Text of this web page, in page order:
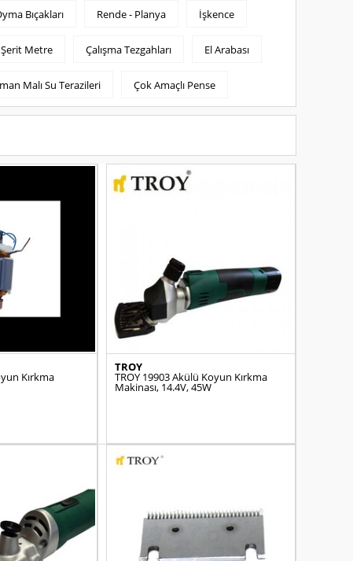
Bıçakları Rende - Planya İşkence
Şerit Metre Çalışma Tezgahları El Arabası
Malı Su Terazileri Çok Amaçlı Pense
Kırkma
TROY
TROY 19903 Akülü Koyun Kırkma
Makinası, 14.4V, 45W